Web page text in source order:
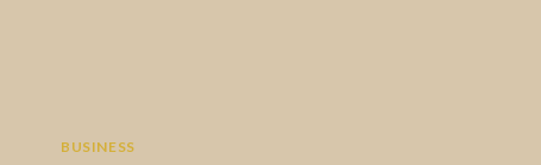
BUSINESS